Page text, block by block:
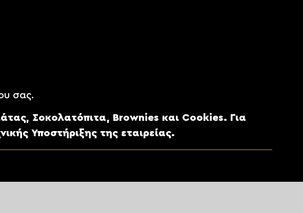
σας.
Σοκολατόπιτα, Brownies και Cookies. Για
Υποστήριξης της εταιρείας.